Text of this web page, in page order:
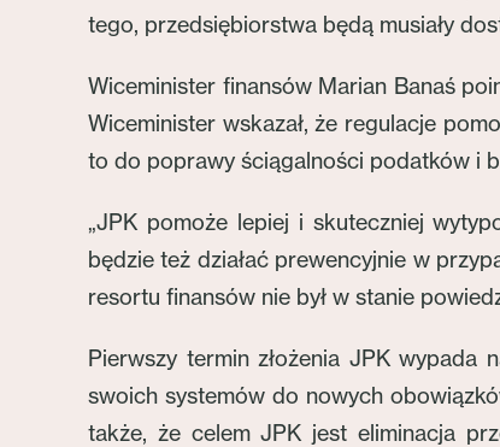
tego, przedsiębiorstwa będą musiały
Wiceminister finansów Marian Banaś
Wiceminister wskazał, że regulacje
to do poprawy ściągalności podatków i
„JPK pomoże lepiej i skuteczniej
będzie też działać prewencyjnie w
resortu finansów nie był w stanie
Pierwszy termin złożenia JPK
swoich systemów do nowych
także, że celem JPK jest eliminacja